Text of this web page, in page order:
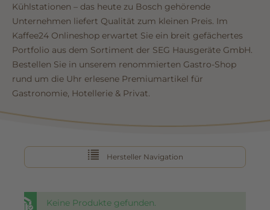
Kühlstationen – das heute zu Bosch gehörende
Unternehmen liefert Qualität zum kleinen Preis. Im
Kaffee24 Onlineshop erwartet Sie ein breit gefächertes
Portfolio aus dem Sortiment der SEG Hausgeräte GmbH.
Bestellen Sie in unserem renommierten Gastro-Shop
rund um die Uhr erlesene Premiumartikel für
Gastronomie, Hotellerie & Privat.
Hersteller Navigation
Keine Produkte gefunden.